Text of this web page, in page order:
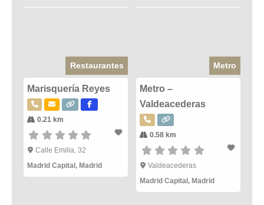
Restaurantes
Marisquería Reyes
0.21 km
Calle Emilia, 32
Madrid Capital , Madrid
Metro
Metro –
Valdeacederas
0.58 km
Valdeacederas
Madrid Capital , Madrid